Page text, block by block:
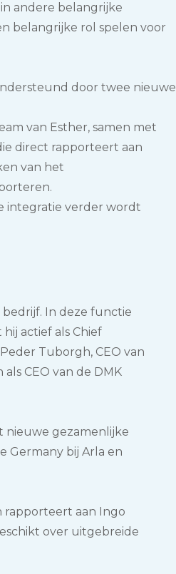
andere belangrijke
belangrijke rol spelen voor
door twee nieuwe
van Esther, samen met
direct rapporteert aan
van het
integratie verder wordt
In deze functie
actief als Chief
Tuborgh, CEO van
CEO van de DMK
nieuwe gezamenlijke
Germany bij Arla en
rapporteert aan Ingo
over uitgebreide